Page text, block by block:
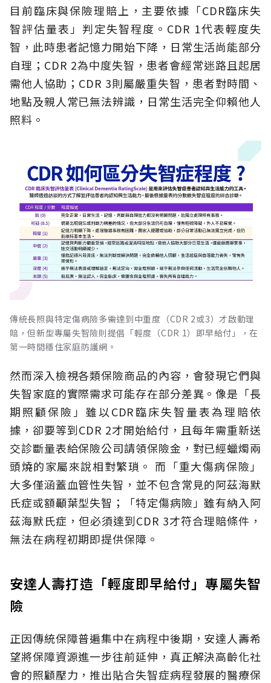
目前臨床與保險理賠上，主要依據「CDR臨床失
智評估量表」判定失智程度。CDR 1代表輕度失
智，此時患者記憶力開始下降，日常生活尚能部分
自理；CDR 2為中度失智，患者會經常迷路且起居
需他人協助；CDR 3則屬嚴重失智，患者對時間、
地點及親人常已無法辨識，日常生活完全仰賴他人
照料。
傳統長照與特定傷病險多需達到中重度（CDR 2或3）才啟動理
賠，但新型專屬失智險則提倡「輕度（CDR 1）即早給付」，在
第一時間穩住家庭防護網。
然而深入檢視各類保險商品的內容，會發現它們與
失智家庭的實際需求可能存在部分差異。像是「長
期照顧保險」雖以CDR臨床失智量表為理賠依
據，卻要等到CDR 2才開始給付，且每年需重新送
交診斷量表給保險公司請領保險金，對已經蠟燭兩
頭燒的家屬來說相對繁瑣。 而「重大傷病保險」
大多僅涵蓋血管性失智，並不包含常見的阿茲海默
氏症或額顳葉型失智；「特定傷病險」雖有納入阿
茲海默氏症，但必須達到CDR 3才符合理賠條件，
無法在病程初期即提供保障。
安達人壽打造「輕度即早給付」專屬失智
險
正因傳統保障普遍集中在病程中後期，安達人壽希
望將保障資源進一步往前延伸，真正解決高齡化社
會的照顧壓力，推出貼合失智症病程發展的醫療保